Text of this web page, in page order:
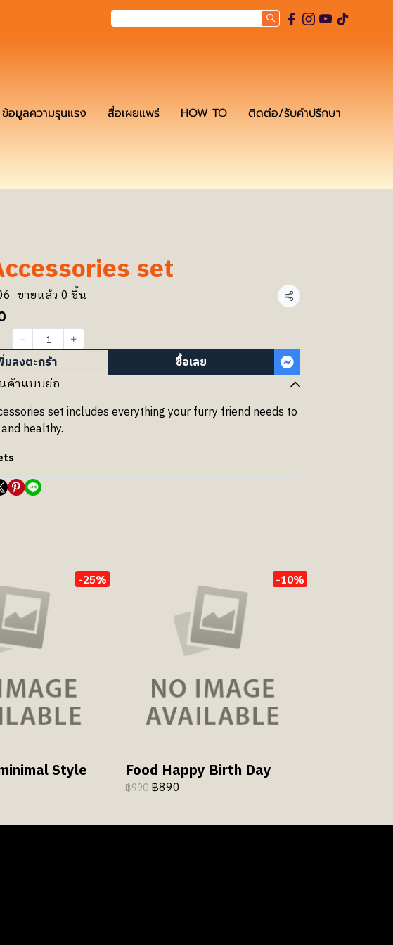
ข้อมูลความรุนแรง สื่อเผยแพร่ HOW TO ติดต่อ/รับคำปรึกษา
set
ขายแล้ว 0 ชิ้น
แชร์
มลงตะกร้า
ซื้อเลย
ค้าแบบย่อ
set includes everything your furry friend needs to
healthy.
-25%
Style
-10%
Food Happy Birth Day
฿990 ฿890